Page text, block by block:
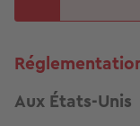
Aux États-Unis